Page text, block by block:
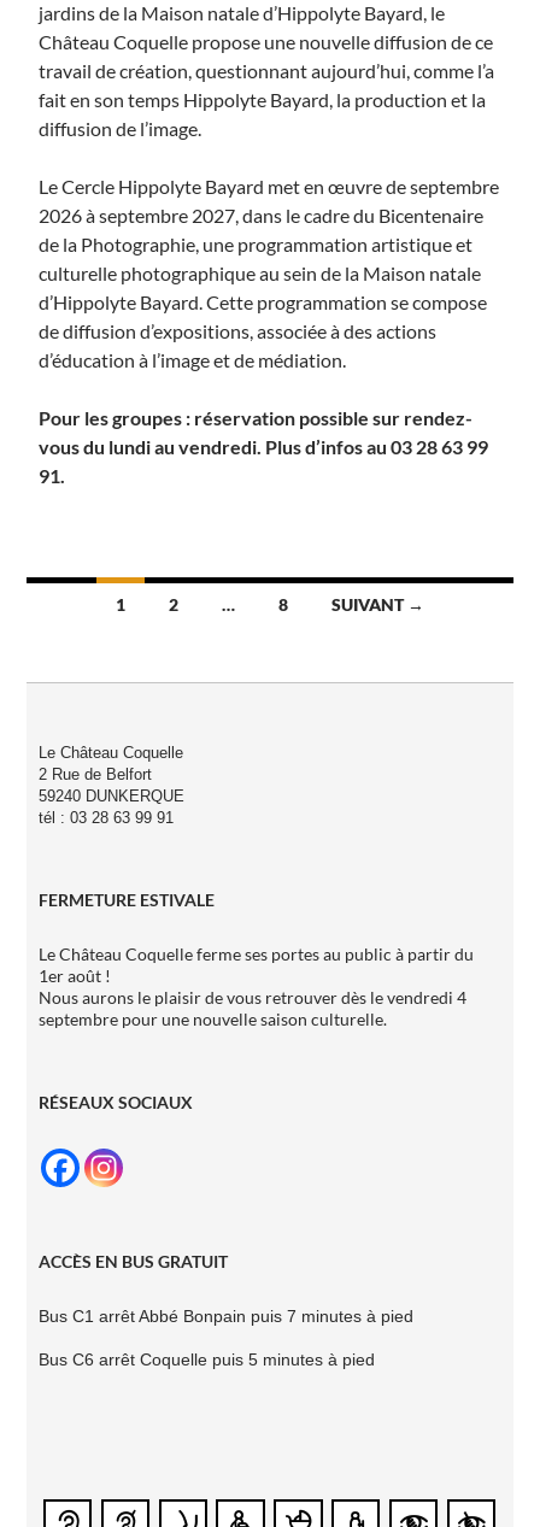
jardins de la Maison natale d’Hippolyte Bayard, le
Château Coquelle propose une nouvelle diffusion de ce
travail de création, questionnant aujourd’hui, comme l’a
fait en son temps Hippolyte Bayard, la production et la
diffusion de l’image.
Le Cercle Hippolyte Bayard met en œuvre de septembre
2026 à septembre 2027, dans le cadre du Bicentenaire
de la Photographie, une programmation artistique et
culturelle photographique au sein de la Maison natale
d’Hippolyte Bayard. Cette programmation se compose
de diffusion d’expositions, associée à des actions
d’éducation à l’image et de médiation.
Pour les groupes : réservation possible sur rendez-
vous du lundi au vendredi. Plus d’infos au 03 28 63 99
91.
Navigation
articles
1 2 … 8 SUIVANT →
Le Château Coquelle
2 Rue de Belfort
59240 DUNKERQUE
tél : 03 28 63 99 91
FERMETURE ESTIVALE
Le Château Coquelle ferme ses portes au public à partir du
1er août !
Nous aurons le plaisir de vous retrouver dès le vendredi 4
septembre pour une nouvelle saison culturelle.
RÉSEAUX SOCIAUX
ACCÈS EN BUS GRATUIT
Bus C1 arrêt Abbé Bonpain puis 7 minutes à pied
Bus C6 arrêt Coquelle puis 5 minutes à pied